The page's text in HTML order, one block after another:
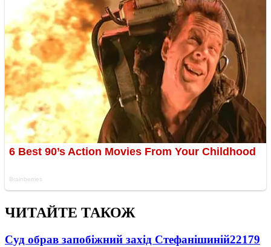
ЧИТАЙТЕ ТАКОЖ
Суд обрав запобіжний захід Стефанішиній22179